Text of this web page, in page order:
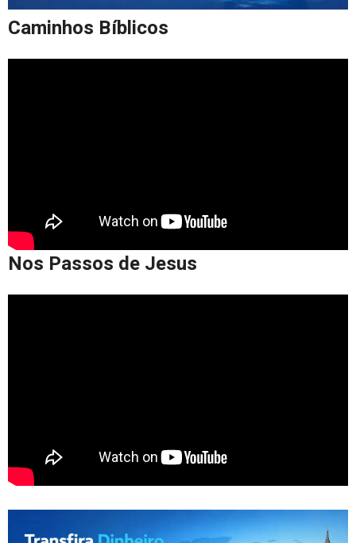
Caminhos Bíblicos
Nos Passos de Jesus